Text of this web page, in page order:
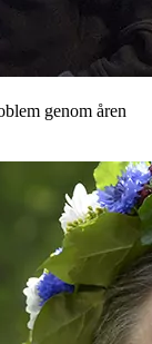
genom åren